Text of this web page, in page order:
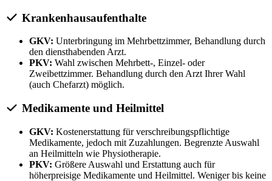
Krankenhausaufenthalte
GKV: Unterbringung im Mehrbettzimmer, Behandlung durch
den diensthabenden Arzt.
PKV: Wahl zwischen Mehrbett-, Einzel- oder
Zweibettzimmer. Behandlung durch den Arzt Ihrer Wahl
(auch Chefarzt) möglich.
Medikamente und Heilmittel
GKV: Kostenerstattung für verschreibungspflichtige
Medikamente, jedoch mit Zuzahlungen. Begrenzte Auswahl
an Heilmitteln wie Physiotherapie.
PKV: Größere Auswahl und Erstattung auch für
höherpreisige Medikamente und Heilmittel. Weniger bis keine